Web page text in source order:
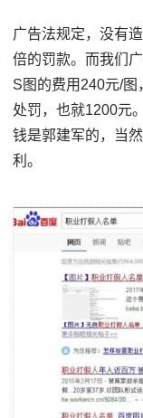
广告法规定，没有
倍的罚款。而我们
S图的费用240元/
处罚，也就1200元
钱是郭建军的，当
利。